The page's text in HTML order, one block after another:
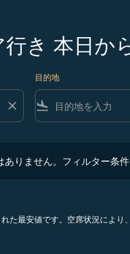
き 本日か
close
目的地
flight_land
りません。フィルター条件
た最安値です。空席状況によ